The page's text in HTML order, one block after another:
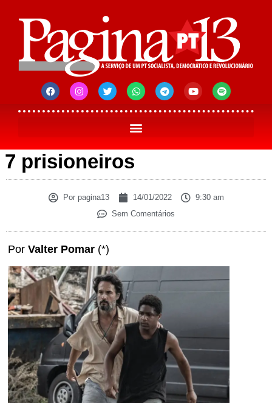
7 prisioneiros
Porpagina13 14/01/2022
9:30 am
Sem Comentários
Por Valter Pomar (*)